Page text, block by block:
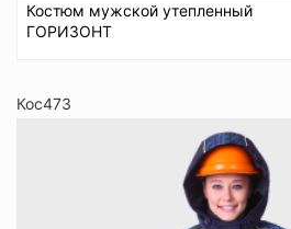
Костюм мужской утепленный
ГОРИЗОНТ
Кос473